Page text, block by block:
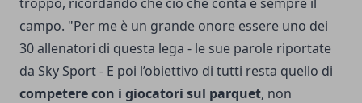
campo. "Per me è un grande onore essere uno dei
30 allenatori di questa lega - le sue parole riportate
da Sky Sport - E poi l’obiettivo di tutti resta quello di
competere con i giocatori sul parquet, non